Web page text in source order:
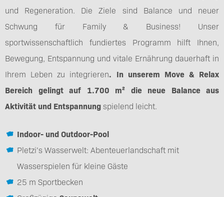
und Regeneration. Die Ziele sind Balance und neuer
Schwung für Family & Business! Unser
sportwissenschaftlich fundiertes Programm hilft Ihnen,
Bewegung, Entspannung und vitale Ernährung dauerhaft in
Ihrem Leben zu integrieren. In unserem Move & Relax
Bereich gelingt auf 1.700 m² die neue Balance aus
Aktivität und Entspannungspielend leicht.
Indoor- und Outdoor-Pool
Pletzi’s Wasserwelt: Abenteuerlandschaft mit
Wasserspielen für kleine Gäste
25 m Sportbecken